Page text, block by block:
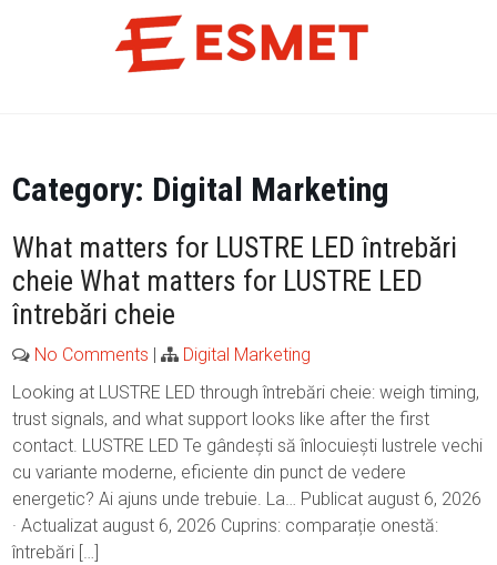
Category: Digital Marketing
What matters for LUSTRE LED întrebări
cheie What matters for LUSTRE LED
întrebări cheie
No Comments |
Digital Marketing
Looking at LUSTRE LED through întrebări cheie: weigh timing,
trust signals, and what support looks like after the first
contact. LUSTRE LED Te gândești să înlocuiești lustrele vechi
cu variante moderne, eficiente din punct de vedere
energetic? Ai ajuns unde trebuie. La… Publicat august 6, 2026
· Actualizat august 6, 2026 Cuprins: comparație onestă:
întrebări […]